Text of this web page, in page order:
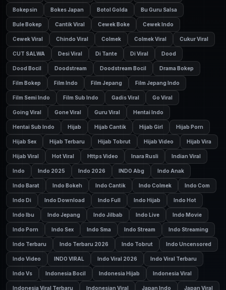
Bokepsin Bokes Japan Botol Golda Bu Guru Salsa
Bule Bokep Cantik Viral Cewek Boke Cewek Indo
Cewek Viral Chindo Viral Colmek Colmek Viral Cukur Viral
CUT SALWA Desi Viral Di Tante Di Viral Dood
Dood Bocil Doodstream Doodstream Bocil Drama Bokep
Film Bokep Film Indo Film Jepang Film Jepang Indo
Film Semi Indo Film Sub Indo Gadis Viral Go Viral
Going Viral Gone Viral Guru Viral Hentai Indo
Hentai Sub Indo Hijab Hijab Cantik Hijab Girl Hijab Porn
Hijab Sex Hijab Terbaru Hijab Tobrut Hijab Video Hijab Vira
Hijab Viral Hot Viral Https Video Inara Rusli Indian Viral
Indo Indo 2025 Indo 2026 INDO Abg Indo Anak
Indo Barat Indo Bokeh Indo Cantik Indo Colmek Indo Com
Indo Di Indo Download Indo Full Indo Hijab Indo Hot
Indo Ibu Indo Jepang Indo Jilbab Indo Live Indo Movie
Indo Porn Indo Sex Indo Sma Indo Stream Indo Streaming
Indo Terbaru Indo Terbaru 2026 Indo Tobrut Indo Uncensored
Indo Video INDO VIRAL Indo Viral 2026 Indo Viral Terbaru
Indo Vs Indonesia Bocil Indonesia Hijab Indonesia Viral
Indonesia Viral Terbaru Indonesian Viral Japan Indo Japan Viral